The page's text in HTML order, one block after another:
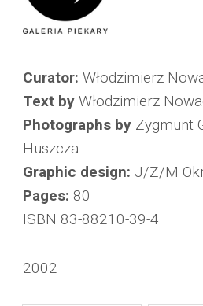
Curator: Włodzimierz
Text by Włodzimierz
Photographs by Zygmunt
Huszcza
Graphic design: J/Z/M
Pages: 80
ISBN 83-88210-39-4
2002